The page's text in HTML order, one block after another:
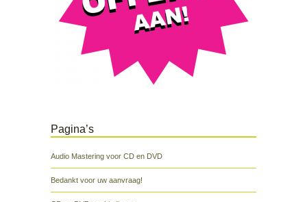
Pagina’s
Audio Mastering voor CD en DVD
Bedankt voor uw aanvraag!